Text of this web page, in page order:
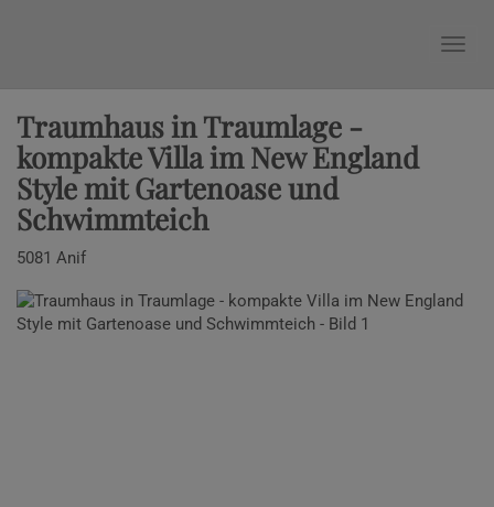
Traumhaus in Traumlage -
kompakte Villa im New England
Style mit Gartenoase und
Schwimmteich
5081 Anif